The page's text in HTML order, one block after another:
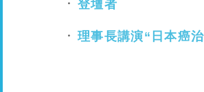
登壇者
理事長講演“日本癌